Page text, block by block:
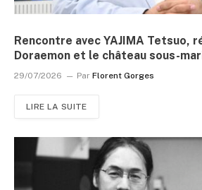
Rencontre avec YAJIMA Tetsuo,
Doraemon et le château sous-
29/07/2026 Par Florent Gorges
LIRE LA SUITE